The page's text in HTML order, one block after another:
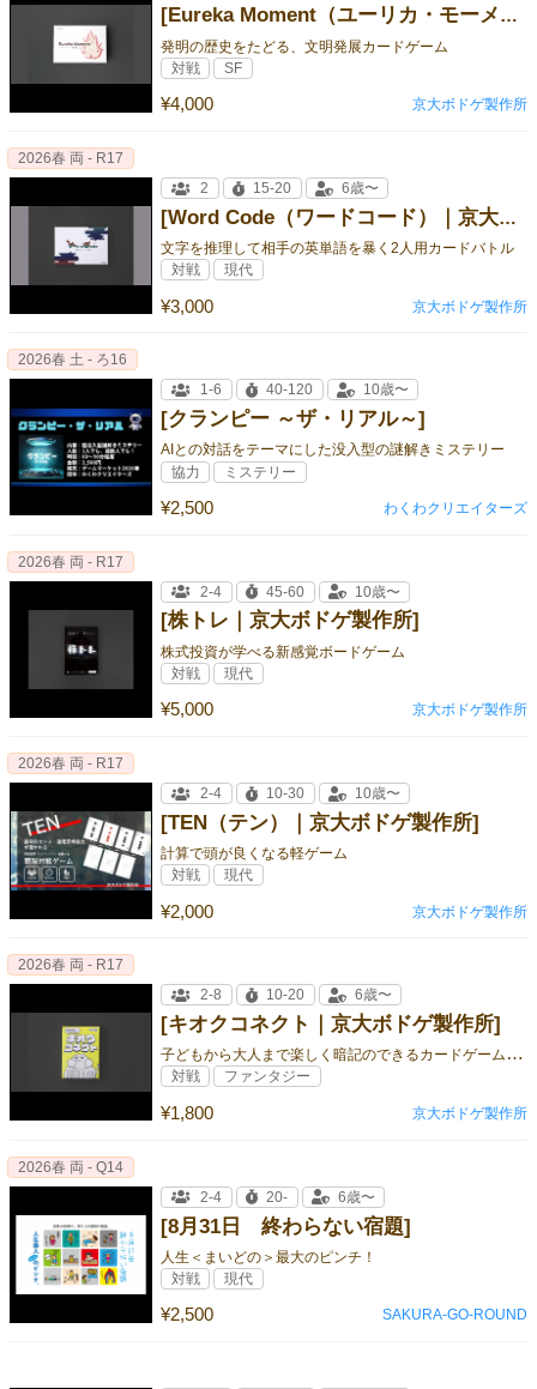
[Eureka Moment（ユーリカ・モーメント）｜京大ボドゲ製作所]
発明の歴史をたどる、文明発展カードゲーム
¥4,000
対戦 SF
京大ボドゲ製作所
[Word Code（ワードコード）｜京大ボドゲ製作所]
文字を推理して相手の英単語を暴く2人用カードバトル
¥3,000
2026春 両 - R17
2
15-20 6歳〜
対戦 現代
京大ボドゲ製作所
[クランピー ～ザ・リアル～]
AIとの対話をテーマにした没入型の謎解きミステリー
¥2,500
2026春 土 - ろ16
1-6
40-120 10歳〜
協力 ミステリー
わくわクリエイターズ
[株トレ｜京大ボドゲ製作所]
株式投資が学べる新感覚ボードゲーム
¥5,000
2026春 両 - R17
2-4
45-60 10歳〜
対戦 現代
京大ボドゲ製作所
[TEN（テン）｜京大ボドゲ製作所]
計算で頭が良くなる軽ゲーム
¥2,000
2026春 両 - R17
2-4
10-30 10歳〜
対戦 現代
京大ボドゲ製作所
[キオクコネクト｜京大ボドゲ製作所]
子
どもから大人まで楽しく暗記のできるカードゲーム型知育玩具
¥1,800
2026春 両 - R17
2-8
10-20 6歳〜
対戦 ファンタジー
京大ボドゲ製作所
[8月31日 終わらない宿題]
人生＜まいどの＞最大のピンチ！
¥2,500
2026春 両 - Q14
2-4
20- 6歳〜
対戦 現代
SAKURA-GO-ROUND